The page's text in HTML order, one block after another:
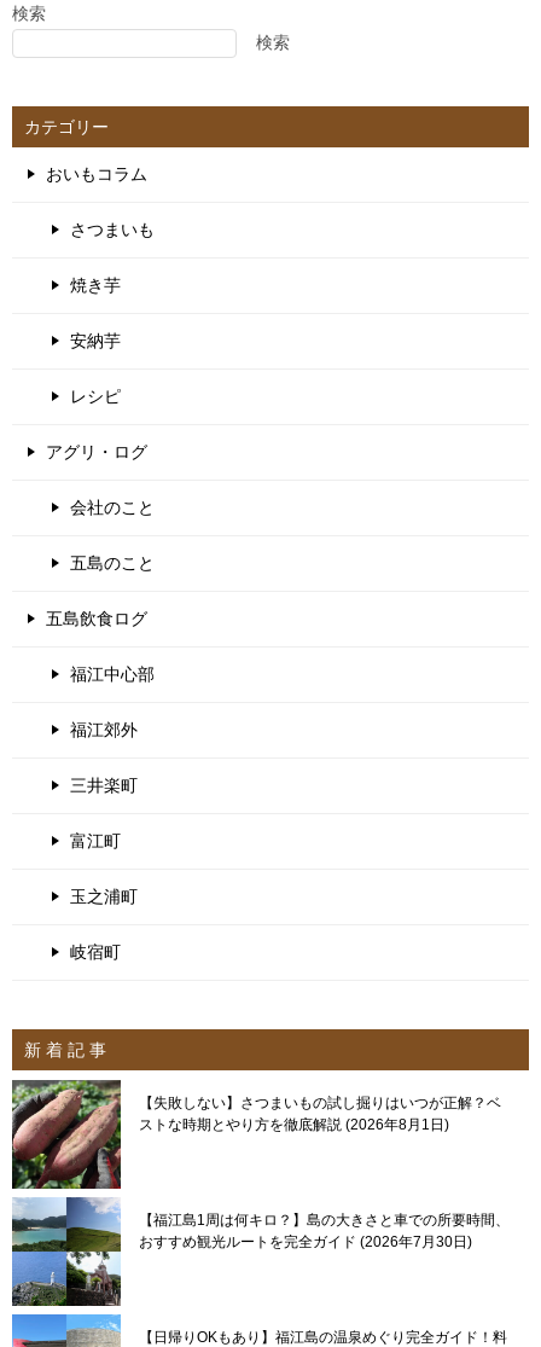
検索
検索
カテゴリー
おいもコラム
さつまいも
焼き芋
安納芋
レシピ
アグリ・ログ
会社のこと
五島のこと
五島飲食ログ
福江中心部
福江郊外
三井楽町
富江町
玉之浦町
岐宿町
新 着 記 事
【失敗しない】さつまいもの試し掘りはいつが正解？ベ
ストな時期とやり方を徹底解説 2026年8月1日
【福江島1周は何キロ？】島の大きさと車での所要時間、
おすすめ観光ルートを完全ガイド 2026年7月30日
【日帰りOKもあり】福江島の温泉めぐり完全ガイド！料